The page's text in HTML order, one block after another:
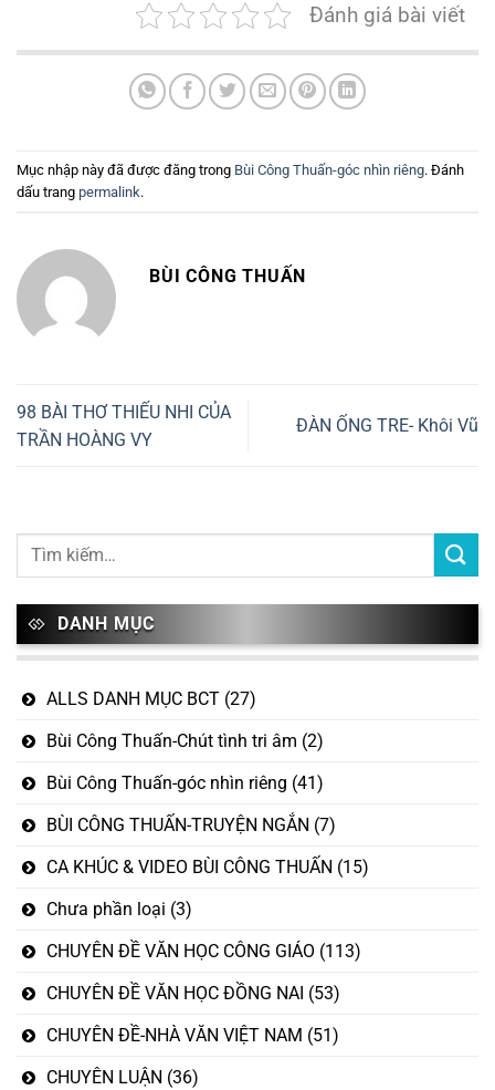
Đánh giá bài viết
Mục nhập này đã được đăng trong Bùi Công Thuấn-góc nhìn riêng. Đánh
dấu trang permalink.
BÙI CÔNG THUẤN
98 BÀI THƠ THIẾU NHI CỦA
TRẦN HOÀNG VY
ĐÀN ỐNG TRE- Khôi Vũ
DANH MỤC
ALLS DANH MỤC BCT (27)
Bùi Công Thuấn-Chút tình tri âm (2)
Bùi Công Thuấn-góc nhìn riêng (41)
BÙI CÔNG THUẤN-TRUYỆN NGẮN (7)
CA KHÚC & VIDEO BÙI CÔNG THUẤN (15)
Chưa phần loại (3)
CHUYÊN ĐỀ VĂN HỌC CÔNG GIÁO (113)
CHUYÊN ĐỀ VĂN HỌC ĐỒNG NAI (53)
CHUYÊN ĐỀ-NHÀ VĂN VIỆT NAM (51)
CHUYÊN LUẬN (36)